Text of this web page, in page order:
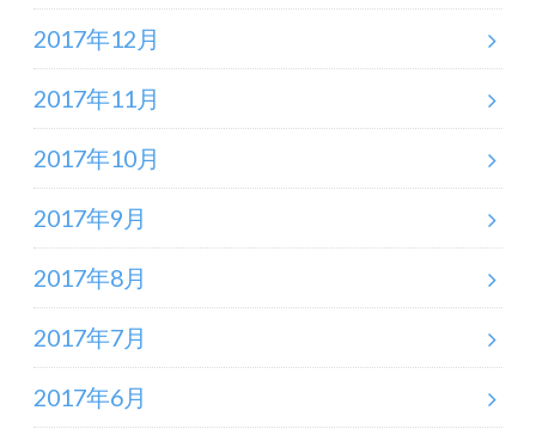
2017年12月
2017年11月
2017年10月
2017年9月
2017年8月
2017年7月
2017年6月